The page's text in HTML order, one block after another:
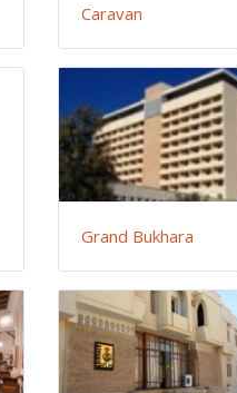
Caravan
Grand Bukhara